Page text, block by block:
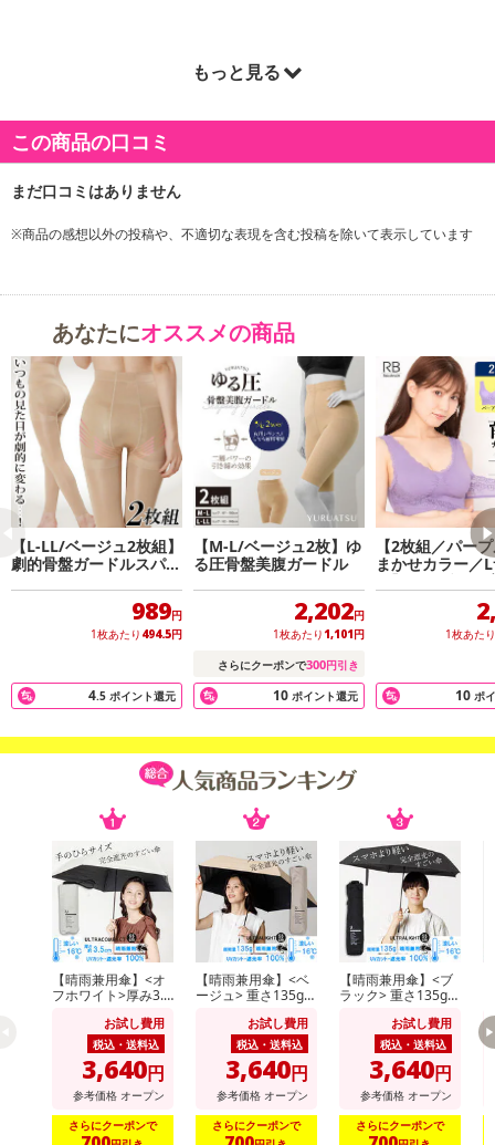
もっと見る
この商品の口コミ
※商品の感想以外の投稿や、不適切な表現を含む投稿を除いて表示しています
あなたにオススメの商品
【L-LL/ベージュ2枚組】
劇的骨盤ガードルスパッ
989円
1枚あたり 494.5円
4.5 ポイント還元
【M-L/ベージュ2枚】ゆ
る圧骨盤美腹ガードル
2,202円
1枚あたり 1,101円
さらにクーポンで300円引き
10 ポイント還元
【2枚組／パー
まかせカラー／
ズ】ラクブラ24
ロスアップブラ
1枚あたり
10 ポ
【晴雨兼用傘】<オ
フホワイト>厚み3.5
ズUVカット100％マ
イナス16度
お試し費用
税込・送料込
3,640円
参考価格 オープン
さらにクーポンで
【晴雨兼用傘】<ベ
ージュ> 重さ135g！
カット100％マイナ
ス16度 UL
お試し費用
税込・送料込
3,640円
参考価格 オープン
さらにクーポンで
【晴雨兼用傘】<ブ
ラック> 重さ135g！
カット100％マイナ
ス16度 UL
お試し費用
税込・送料込
3,640円
参考価格 オープン
さらにクーポンで